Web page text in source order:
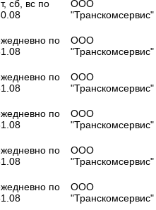
сб, вс по
ООО
"Транскомсервис"
по
ООО
"Транскомсервис"
по
ООО
"Транскомсервис"
по
ООО
"Транскомсервис"
по
ООО
"Транскомсервис"
по
ООО
"Транскомсервис"